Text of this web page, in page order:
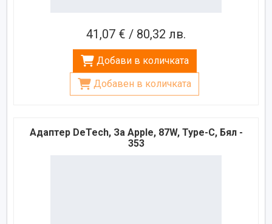
41,07 € / 80,32 лв.
Добави в количката
Добавен в количката
Адаптер DeTech, За Apple, 87W, Type-C, Бял -
353